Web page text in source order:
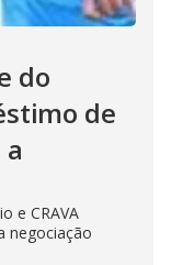
do
de
e CRAVA
negociação